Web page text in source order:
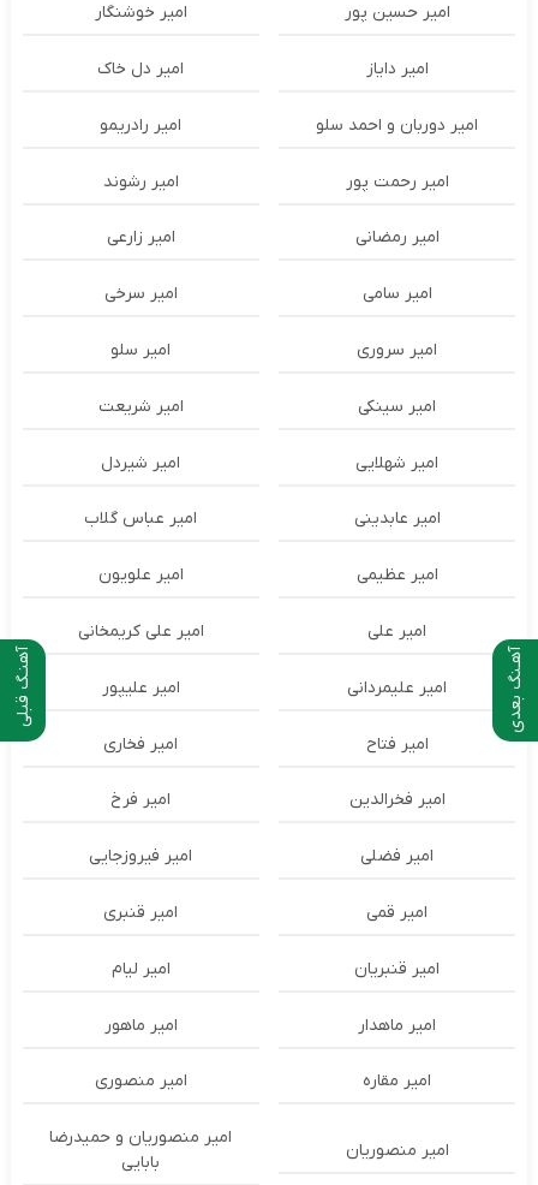
آهنـگ قبلی آهـنگ بعدی
امیر حسین پور امیر خوشنگار
امیر دایاز امیر دل خاک
امیر دوربان و احمد سلو امیر رادریمو
امیر رحمت پور امیر رشوند
امیر رمضانی امیر زارعی
امیر سامی امیر سرخی
امیر سروری امیر سلو
امیر سینکی امیر شریعت
امیر شهلایی امیر شیردل
امیر عابدینی امیر عباس گلاب
امیر عظیمی امیر علویون
امیر علی امیر علی کریمخانی
امیر علیمردانی امیر علیپور
امیر فتاح امیر فخاری
امیر فخرالدین امیر فرخ
امیر فضلی امیر فیروزجایی
امیر قمی امیر قنبری
امیر قنبریان امیر لیام
امیر ماهدار امیر ماهور
امیر مقاره امیر منصوری
امیر منصوریان
امیر منصوریان و حمیدرضا
بابایی